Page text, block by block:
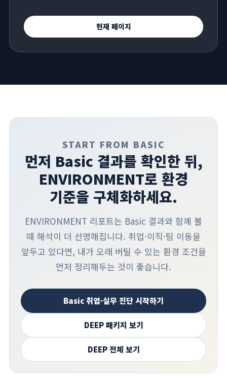
현재 페이지
START FROM BASIC
먼저 Basic 결과를 확인한 뒤,
ENVIRONMENT로 환경
기준을 구체화하세요.
ENVIRONMENT 리포트는 Basic 결과와 함께 볼
때 해석이 더 선명해집니다. 취업·이직·팀 이동을
앞두고 있다면, 내가 오래 버틸 수 있는 환경 조건을
먼저 정리해두는 것이 좋습니다.
Basic 취업·실무 진단 시작하기
DEEP 패키지 보기
DEEP 전체 보기